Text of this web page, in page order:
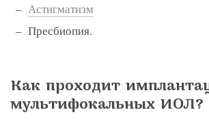
Астигматизм
Пресбиопия.
Как проходит
мультифокальных ИОЛ?